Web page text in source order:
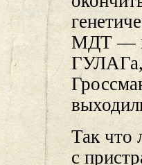
МДТ —
ГУЛАГа,
Так что
с